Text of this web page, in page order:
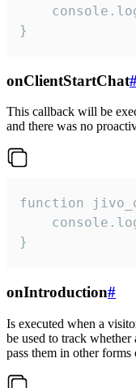
}
onClientStartChat
This callback will be
and there was no
function
}
onIntroduction#
Is executed when a
be used to track
pass them in other forms